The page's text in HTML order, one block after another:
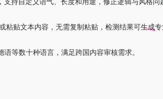
贴文本内容，无需复制粘贴，检测结果可生成专
等数十种语言，满足跨国内容审核需求。